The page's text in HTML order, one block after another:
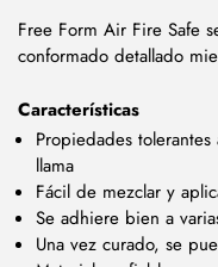
Free Form Air Fire Safe
conformado detallado
Características
Propiedades
llama
Fácil de mezclar y
Se adhiere bien a
Una vez curado, se